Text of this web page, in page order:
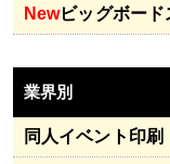
Newビッグボード
業界別
同人イベント印刷